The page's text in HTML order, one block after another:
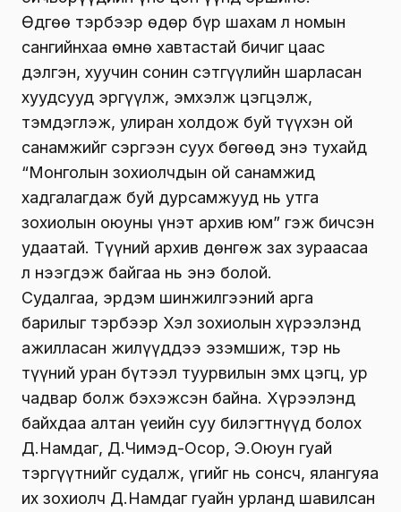
Өдгөө тэрбээр өдөр бүр шахам л номын
сангийнхаа өмнө хавтастай бичиг цаас
дэлгэн, хуучин сонин сэтгүүлийн шарласан
хуудсууд эргүүлж, эмхэлж цэгцэлж,
тэмдэглэж, улиран холдож буй түүхэн ой
санамжийг сэргээн суух бөгөөд энэ тухайд
“Монголын зохиолчдын ой санамжид
хадгалагдаж буй дурсамжууд нь утга
зохиолын оюуны үнэт архив юм” гэж бичсэн
удаатай. Түүний архив дөнгөж зах зураасаа
л нээгдэж байгаа нь энэ болой.
Судалгаа, эрдэм шинжилгээний арга
барилыг тэрбээр Хэл зохиолын хүрээлэнд
ажилласан жилүүддээ эзэмшиж, тэр нь
түүний уран бүтээл туурвилын эмх цэгц, ур
чадвар болж бэхэжсэн байна. Хүрээлэнд
байхдаа алтан үеийн суу билэгтнүүд болох
Д.Намдаг, Д.Чимэд-Осор, Э.Оюун гуай
тэргүүтнийг судалж, үгийг нь сонсч, ялангуяа
их зохиолч Д.Намдаг гуайн урланд шавилсан